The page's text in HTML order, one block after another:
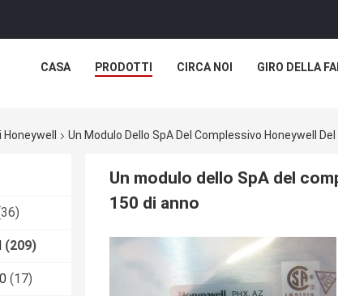
CASA PRODOTTI CIRCA NOI GIRO DELLA
Un Modulo Dello SpA Del Complessivo Honeywell
(209)
(17)
Un modulo dello SpA del
150 di anno